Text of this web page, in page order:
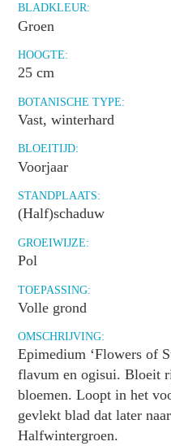
BLADKLEUR:
Groen
HOOGTE:
25 cm
BOTANISCHE TYPE:
Vast, winterhard
BLOEITIJD:
Voorjaar
STANDPLAATS:
(Half)schaduw
GROEIWIJZE:
Pol
TOEPASSING:
Volle grond
OMSCHRIJVING:
Epimedium ‘Flowers of
flavum en ogisui. Bloeit
bloemen. Loopt in het
gevlekt blad dat later
Halfwintergroen.